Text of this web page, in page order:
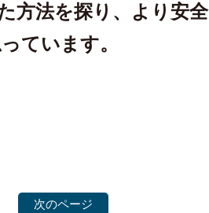
方法を探り、より安
ています。
次のページ